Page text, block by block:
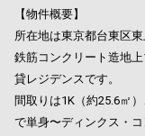
【物件概要】
所在地は東京都台東区東
鉄筋コンクリート造地
貸レジデンスです。
間取りは1K（約25.6㎡
で単身〜ディンクス・